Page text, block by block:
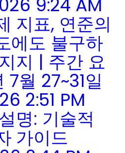
지표, 연준의
에도 불구하
지 | 주간 요
월 27~31일
2:51 PM
명: 기술적
가이드